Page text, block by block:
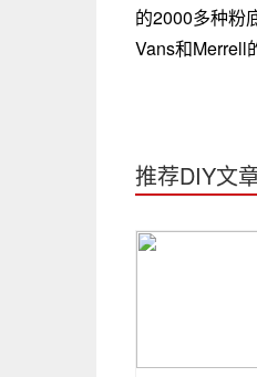
的2000多种粉
Vans和Merrell
推荐DIY文